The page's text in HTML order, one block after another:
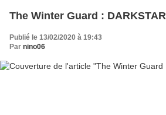
The Winter Guard : DARKSTAR
Publié le 13/02/2020 à 19:43
Par nino06